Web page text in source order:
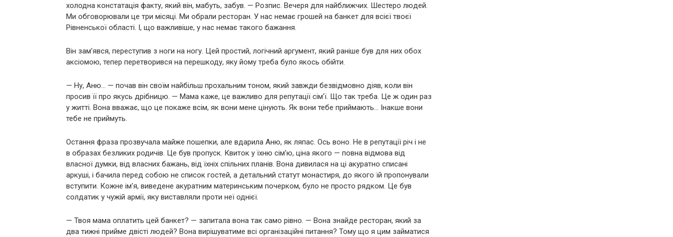
холодна констатація факту, який він, мабуть, забув. — Розпис. Вечеря для найближчих. Шестеро людей.
Ми обговорювали це три місяці. Ми обрали ресторан. У нас немає грошей на банкет для всієї твоєї
Рівненської області. І, що важливіше, у нас немає такого бажання.
Він зам’явся, переступив з ноги на ногу. Цей простий, логічний аргумент, який раніше був для них обох
аксіомою, тепер перетворився на перешкоду, яку йому треба було якось обійти.
— Ну, Аню… — почав він своїм найбільш прохальним тоном, який завжди безвідмовно діяв, коли він
просив її про якусь дрібницю. — Мама каже, це важливо для репутації сім’ї. Що так треба. Це ж один раз
у житті. Вона вважає, що це покаже всім, як вони мене цінують. Як вони тебе приймають… Інакше вони
тебе не приймуть.
Остання фраза прозвучала майже пошепки, але вдарила Аню, як ляпас. Ось воно. Не в репутації річ і не
в образах безликих родичів. Це був пропуск. Квиток у їхню сім’ю, ціна якого — повна відмова від
власної думки, від власних бажань, від їхніх спільних планів. Вона дивилася на ці акуратно списані
аркуші, і бачила перед собою не список гостей, а детальний статут монастиря, до якого їй пропонували
вступити. Кожне ім’я, виведене акуратним материнським почерком, було не просто рядком. Це був
солдатик у чужій армії, яку виставляли проти неї однієї.
— Твоя мама оплатить цей банкет? — запитала вона так само рівно. — Вона знайде ресторан, який за
два тижні прийме двісті людей? Вона вирішуватиме всі організаційні питання? Тому що я цим займатися